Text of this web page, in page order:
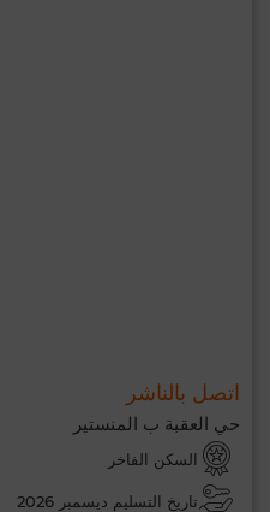
اتصل بالناشر
حي العقبة ب المنستير
السكن الفاخر
تاريخ التسليم ديسمبر 2026